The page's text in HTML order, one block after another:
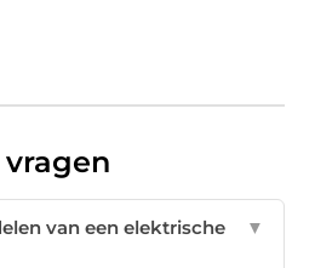
van een elektrische
▼